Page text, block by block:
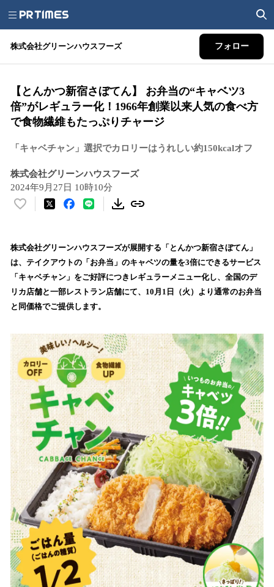
株式会社グリーンハウスフーズ フォロー
【とんかつ新宿さぼてん】 お弁当の“キャベツ3
倍”がレギュラー化！1966年創業以来人気の食べ方
で食物繊維もたっぷりチャージ
「キャベチャン」選択でカロリーはうれしい約150kcalオフ
株式会社グリーンハウスフーズ
2024年9月27日 10時10分
い
！
数
を
読
込
で
す
株式会社グリーンハウスフーズが展開する「とんかつ新宿さぼてん」
は、テイクアウトの「お弁当」のキャベツの量を3倍にできるサービス
「キャベチャン」をご好評につきレギュラーメニュー化し、全国のデ
リカ店舗と一部レストラン店舗にて、10月1日（火）より通常のお弁当
と同価格でご提供します。